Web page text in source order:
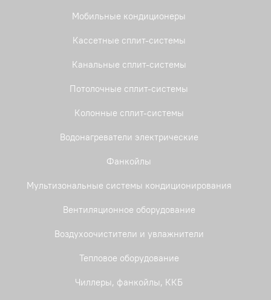
Мобильные кондиционеры
Кассетные сплит-системы
Канальные сплит-системы
Потолочные сплит-системы
Колонные сплит-системы
Водонагреватели электрические
Фанкойлы
Мультизональные системы кондиционирования
Вентиляционное оборудование
Воздухоочистители и увлажнители
Тепловое оборудование
Чиллеры, фанкойлы, ККБ